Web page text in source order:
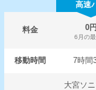
高速
料金 0円
6月の
移動時間 7時間
大宮ソ